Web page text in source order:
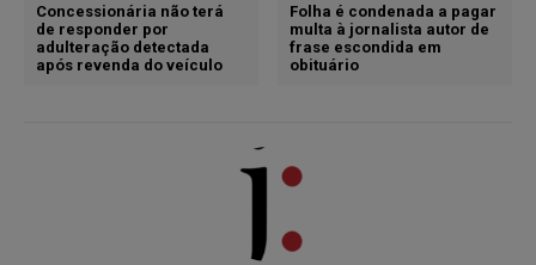
Concessionária não terá
de responder por
adulteração detectada
após revenda do veículo
Folha é condenada a pagar
multa à jornalista autor de
frase escondida em
obituário